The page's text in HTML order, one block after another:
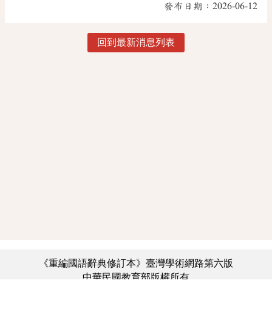
發布日期： 2026-06-12
回到最新消息列表
《重編國語辭典修訂本》臺灣學術網路第六版
中華民國教育部版權所有